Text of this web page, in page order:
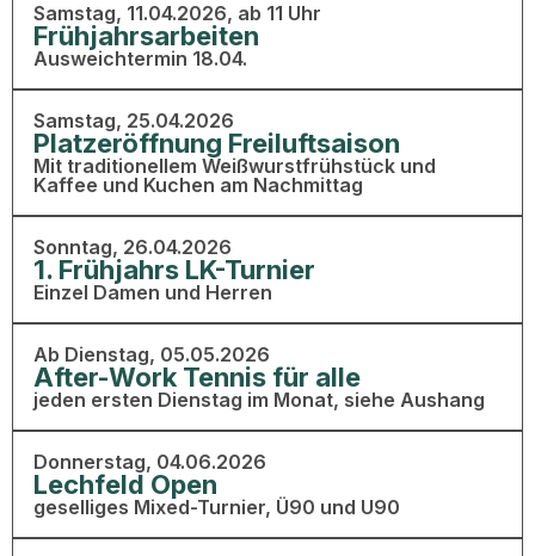
Samstag, 11.04.2026, ab 11 Uhr
Frühjahrsarbeiten
Ausweichtermin 18.04.
Samstag, 25.04.2026
Platzeröffnung Freiluftsaison
Mit traditionellem Weißwurstfrühstück und
Kaffee und Kuchen am Nachmittag
Sonntag, 26.04.2026
1. Frühjahrs LK-Turnier
Einzel Damen und Herren
Ab Dienstag, 05.05.2026
After-Work Tennis für alle
jeden ersten Dienstag im Monat, siehe Aushang
Donnerstag, 04.06.2026
Lechfeld Open
geselliges Mixed-Turnier, Ü90 und U90